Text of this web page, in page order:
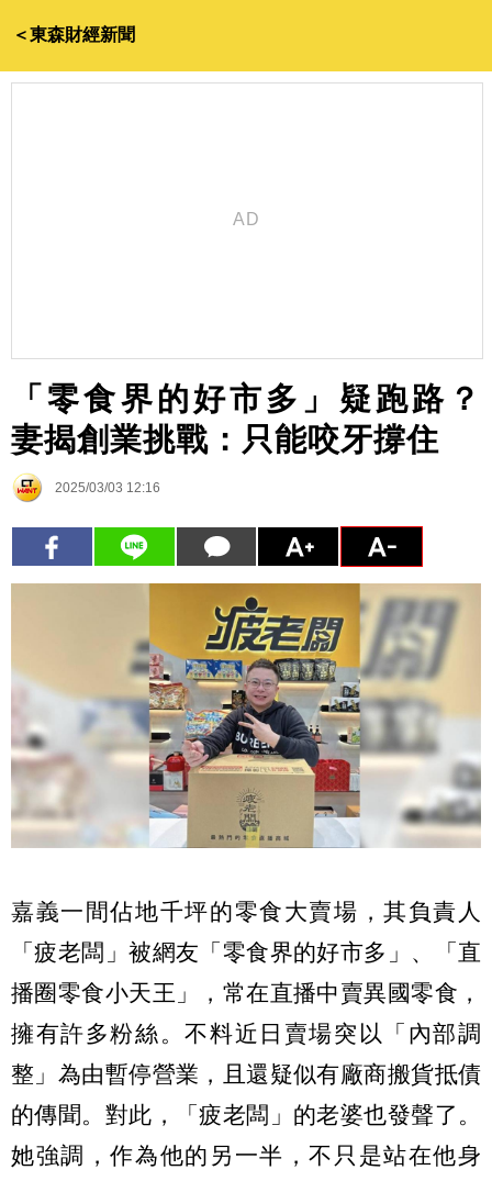
＜東森財經新聞
「零食界的好市多」疑跑路？
妻揭創業挑戰：只能咬牙撐住
2025/03/03 12:16
嘉義一間佔地千坪的零食大賣場，其負責人
「疲老闆」被網友「零食界的好市多」、「直
播圈零食小天王」，常在直播中賣異國零食，
擁有許多粉絲。不料近日賣場突以「內部調
整」為由暫停營業，且還疑似有廠商搬貨抵債
的傳聞。對此，「疲老闆」的老婆也發聲了。
她強調，作為他的另一半，不只是站在他身